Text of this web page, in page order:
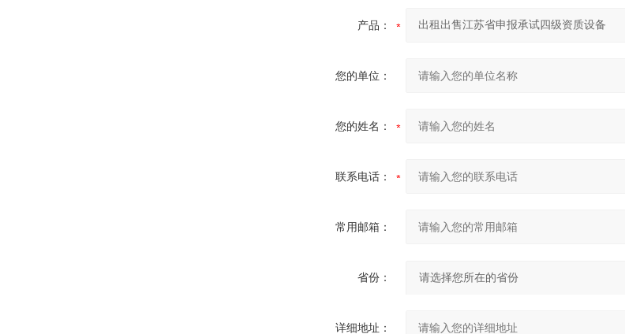
产品：
您的单位：
您的姓名：
联系电话：
常用邮箱：
省份：
详细地址：